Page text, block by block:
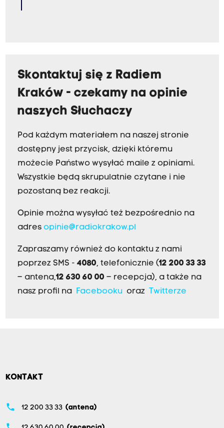
Skontaktuj się z Radiem
Kraków - czekamy na opinie
naszych Słuchaczy
Pod każdym materiałem na naszej stronie
dostępny jest przycisk, dzięki któremu
możecie Państwo wysyłać maile z opiniami.
Wszystkie będą skrupulatnie czytane i nie
pozostaną bez reakcji.
Opinie można wysyłać też bezpośrednio na
adres opinie@radiokrakow.pl
Zapraszamy również do kontaktu z nami
poprzez SMS - 4080, telefonicznie (12 200 33 33
– antena,12 630 60 00 – recepcja), a także na
nasz profil na Facebookuoraz Twitterze
KONTAKT
phone 12 200 33 33 (antena)